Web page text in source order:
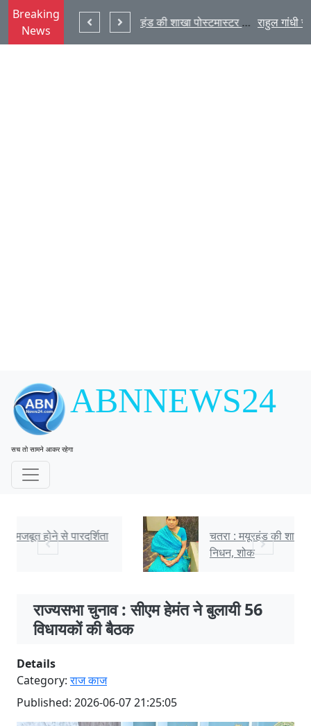
Breaking
News
डिजिटल निगरानी व्यवस्था मजबूत होने से पारदर्शिता बढ़ेगी : सुखदेव भगत चतरा : मयूरहंड की शाखा पोस्टमास्टर जयंती देवी का निधन, शोक
ABNNEWS24
सच तो सामने आकर रहेगा
चतरा : मयूरहंड की शाखा पोस्टमास्टर जयंती देवी का
राज्यसभा चुनाव : सीएम हेमंत ने बुलायी 56
विधायकों की बैठक
Details
Category:राज काज
Published: 2026-06-07 21:25:05